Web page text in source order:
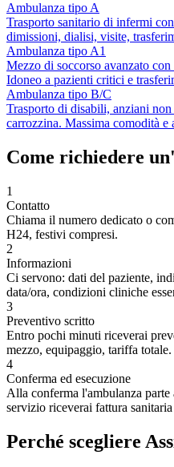
Ambulanza tipo A
Trasporto sanitario di infermi
dimissioni, dialisi, visite,
Ambulanza tipo A1
Mezzo di soccorso avanzato
Idoneo a pazienti critici e
Ambulanza tipo B/C
Trasporto di disabili, anziani
carrozzina. Massima comodità e
Come richiedere
1
Contatto
Chiama il numero dedicato o
H24, festivi compresi.
2
Informazioni
Ci servono: dati del paziente,
data/ora, condizioni cliniche
3
Preventivo scritto
Entro pochi minuti riceverai
mezzo, equipaggio, tariffa totale.
4
Conferma ed esecuzione
Alla conferma l'ambulanza
servizio riceverai fattura
Perché scegliere